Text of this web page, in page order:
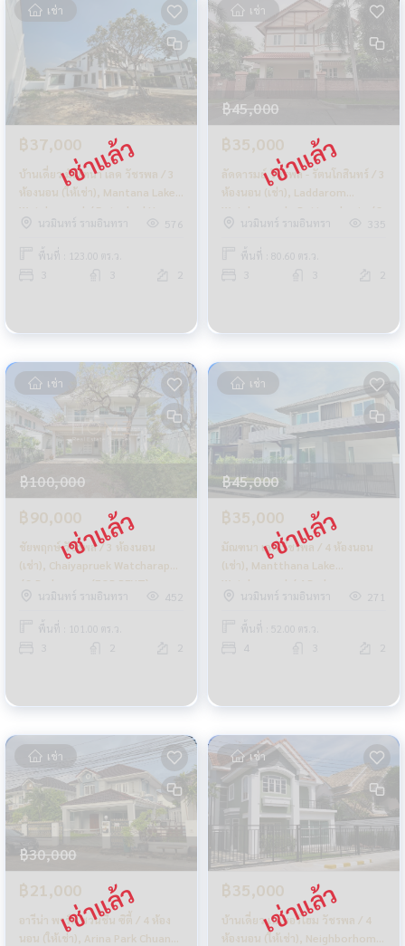
เช่า
฿37,000
บ้านเดี่ยว มัณฑนา เลค วัชรพล / 3
ห้องนอน (ให้เช่า), Mantana Lake
Watcharapol / Detached House
3 Bedrooms (FOR RENT)
FEW079
นวมินทร์ รามอินทรา 576
พื้นที่ : 123.00 ตร.ว.
เช่า
฿45,000
฿35,000
ลัดดารมย์ วัชรพล - รัตนโกสินทร์ / 3
ห้องนอน (เช่า), Laddarom
Watcharapol - Rattanakosin / 3
Bedrooms (FOR RENT) FEW268
นวมินทร์ รามอินทรา 335
พื้นที่ : 80.60 ตร.ว.
เช่า
฿100,000
฿90,000
ชัยพฤกษ์ วัชรพล / 3 ห้องนอน
(เช่า), Chaiyapruek Watcharapol
/ 3 Bedrooms (FOR RENT)
FEW143นวมินทร์ รามอินทรา 452
พื้นที่ : 101.00 ตร.ว.
เช่า
฿45,000
฿35,000
มัณฑนา เลค วัชรพล / 4 ห้องนอน
(เช่า), Mantthana Lake
Watcharapol / 4 Bedrooms
(FOR RENT) FEW203
นวมินทร์ รามอินทรา 271
พื้นที่ : 52.00 ตร.ว.
4
เช่า
฿30,000
฿21,000
อารีน่า พาร์ค ชวนชื่น ซิตี้ / 4 ห้อง
นอน (ให้เช่า), Arina Park Chuan
เช่า
฿35,000
บ้านเดี่ยว เนเบอร์โฮม วัชรพล / 4
ห้องนอน (ให้เช่า), Neighborhome